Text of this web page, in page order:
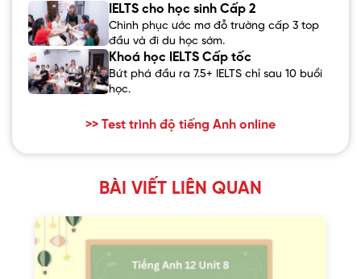
IELTS cho học sinh Cấp 2
Chinh phục ước mơ đỗ trường cấp 3 top
đầu và đi du học sớm.
Khoá học IELTS Cấp tốc
Bứt phá đầu ra 7.5+ IELTS chỉ sau 10 buổi
học.
>> Test trình độ tiếng Anh online
BÀI VIẾT LIÊN QUAN